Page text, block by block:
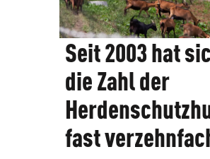
Seit 2003 hat
die Zahl der
fast